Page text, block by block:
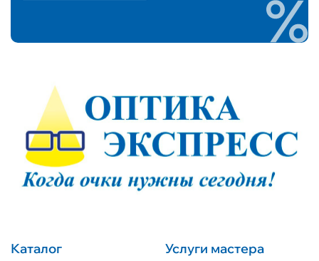
Каталог Услуги мастера